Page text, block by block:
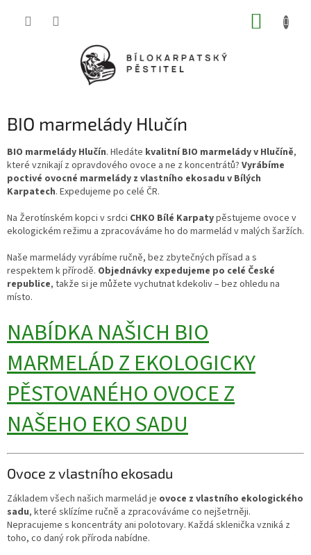
BIO marmelády Hlučín
BIO marmelády Hlučín. Hledáte kvalitní BIO marmelády v Hlučíně,
které vznikají z opravdového ovoce a ne z koncentrátů? Vyrábíme
poctivé ovocné marmelády z vlastního ekosadu v Bílých
Karpatech. Expedujeme po celé ČR.
Na Žerotínském kopci v srdci CHKO Bílé Karpatypěstujeme ovoce v
ekologickém režimu a zpracováváme ho do marmelád v malých šaržích.
Naše marmelády vyrábíme ručně, bez zbytečných přísad a s
respektem k přírodě. Objednávky expedujeme po celé České
republice, takže si je můžete vychutnat kdekoliv – bez ohledu na
místo.
NABÍDKA NAŠICH BIO
MARMELÁD Z EKOLOGICKY
PĚSTOVANÉHO OVOCE Z
NAŠEHO EKO SADU
Ovoce z vlastního ekosadu
Základem všech našich marmelád je ovoce z vlastního ekologického
sadu, které sklízíme ručně a zpracováváme co nejšetrněji.
Nepracujeme s koncentráty ani polotovary. Každá sklenička vzniká z
toho, co daný rok příroda nabídne.